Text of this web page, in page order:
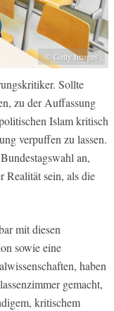
© Getty Images
Sollte
zu der Auffassung
Islam kritisch
verpuffen zu lassen.
an,
Realität sein, als die
mit diesen
sowie eine
haben
gemacht,
kritischem